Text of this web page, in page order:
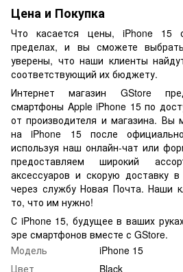
Цена и Покупка
Что касается цены, iPhone 15
пределах, и вы сможете
уверены, что наши клиенты
соответствующий их бюджету.
Интернет магазин GStore
смартфоны Apple iPhone 15 по
от производителя и магазина. Вы
на iPhone 15 после
используя наш онлайн-чат или
предоставляем широкий
аксессуаров и скорую доставку
через службу Новая Почта. Наши
то, что им нужно!
С iPhone 15, будущее в ваших
эре смартфонов вместе с GStore.
Модель
iPhone 15
Цвет
Black